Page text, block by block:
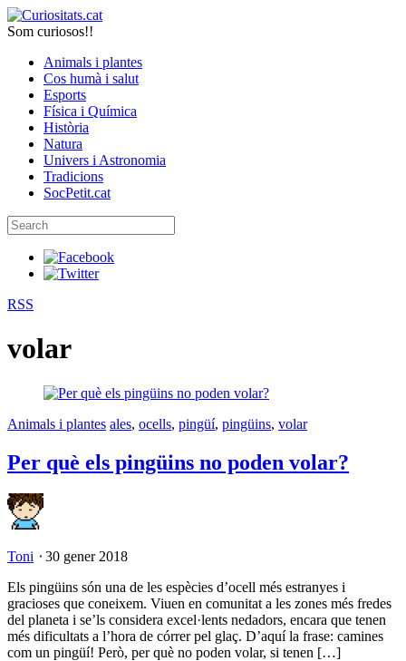
Som curiosos!!
Animals i plantes
Cos humà i salut
Esports
Física i Química
Història
Natura
Univers i Astronomia
Tradicions
SocPetit.cat
RSS
volar
Animals i plantes ales, ocells, pingüí, pingüins, volar
Per què els pingüins no poden volar?
Toni ⋅ 30 gener 2018
Els pingüins són una de les espècies d’ocell més estranyes i
gracioses que coneixem. Viuen en comunitat a les zones més fredes
del planeta i se’ls considera excel·lents nedadors, encara que tenen
més dificultats a l’hora de córrer pel glaç. D’aquí la frase: camines
com un pingüí! Però, per què no poden volar, si tenen […]